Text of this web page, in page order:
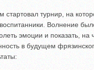
стартовал турнир, на
Волнение
эмоции и показать,
в будущем